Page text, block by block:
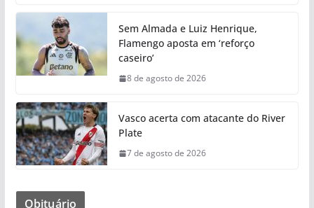
Sem Almada e Luiz Henrique,
Flamengo aposta em ‘reforço
caseiro’
8 de agosto de 2026
Vasco acerta com atacante do River
Plate
7 de agosto de 2026
Obituário